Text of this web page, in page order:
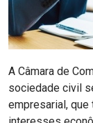
A Câmara de
sociedade civil
empresarial,